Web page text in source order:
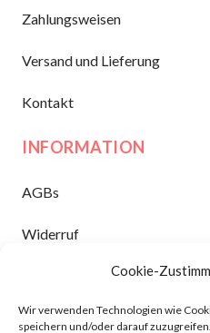
Cookie-
Wir verwenden Technologien wie
speichern und/oder darauf
Zahlungsweisen
Versand und Lieferung
Kontakt
INFORMATION
AGBs
Widerruf
Impressum